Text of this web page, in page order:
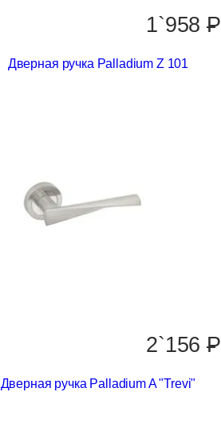
1`958P
Дверная ручка Palladium Z 101
2`156P
Дверная ручка Palladium A "Trevi"